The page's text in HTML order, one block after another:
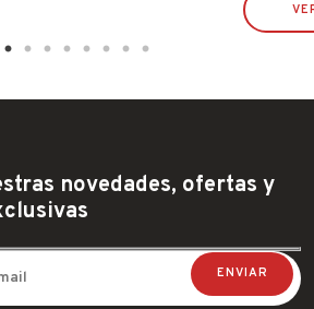
novedades, ofertas y